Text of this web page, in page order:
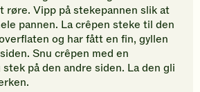
røre. Vipp på stekepannen slik at
pannen. La crêpen steke til den
og har fått en fin, gyllen
Snu crêpen med en
på den andre siden. La den gli